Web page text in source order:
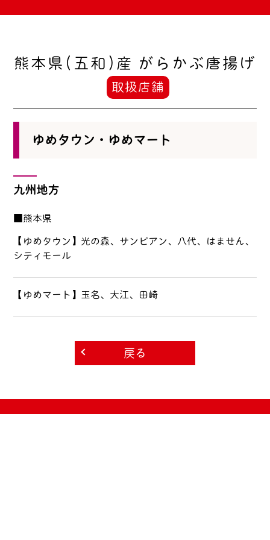
熊本県(五和)産 がらかぶ唐揚げ
取扱店舗
ゆめタウン・ゆめマート
九州地方
■熊本県
【ゆめタウン】光の森、サンピアン、八代、はません、
シティモール
【ゆめマート】玉名、大江、田崎
戻る